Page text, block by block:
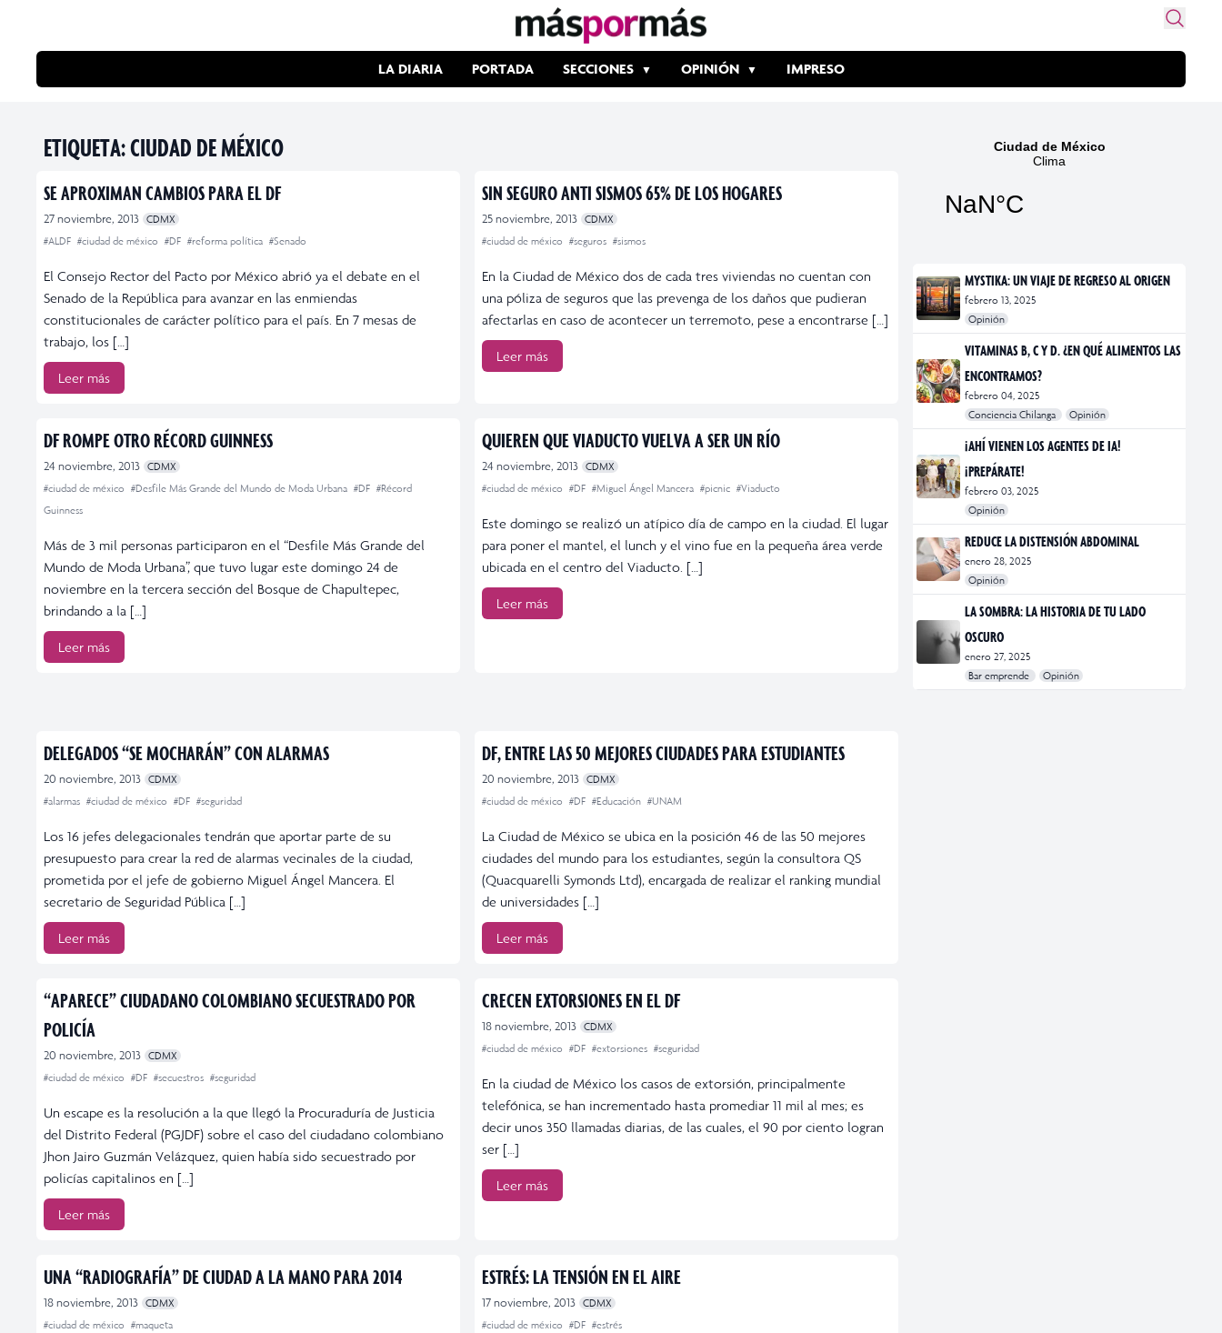
LA DIARIA PORTADA SECCIONES OPINIÓN IMPRESO
ETIQUETA:CIUDAD DE MÉXICO
SE APROXIMAN CAMBIOS PARA EL DF
27 noviembre, 2013 CDMX
#ALDF #ciudad de méxico #DF #reforma política #Senado
El Consejo Rector del Pacto por México abrió ya el debate en el
Senado de la República para avanzar en las enmiendas
constitucionales de carácter político para el país. En 7 mesas de
trabajo, los […]
Leer más
SIN SEGURO ANTI SISMOS 65% DE LOS HOGARES
25 noviembre, 2013 CDMX
#ciudad de méxico #seguros #sismos
En la Ciudad de México dos de cada tres viviendas no cuentan con
una póliza de seguros que las prevenga de los daños que pudieran
afectarlas en caso de acontecer un terremoto, pese a encontrarse […]
Leer más
DF ROMPE OTRO RÉCORD GUINNESS
24 noviembre, 2013 CDMX
#ciudad de méxico #Desfile Más Grande del Mundo de Moda Urbana #DF #Récord
Guinness
Más de 3 mil personas participaron en el “Desfile Más Grande del
Mundo de Moda Urbana”, que tuvo lugar este domingo 24 de
noviembre en la tercera sección del Bosque de Chapultepec,
brindando a la […]
Leer más
QUIEREN QUE VIADUCTO VUELVA A SER UN RÍO
24 noviembre, 2013 CDMX
#ciudad de méxico #DF #Miguel Ángel Mancera #picnic #Viaducto
Este domingo se realizó un atípico día de campo en la ciudad. El lugar
para poner el mantel, el lunch y el vino fue en la pequeña área verde
ubicada en el centro del Viaducto. […]
Leer más
DELEGADOS “SE MOCHARÁN” CON ALARMAS
20 noviembre, 2013 CDMX
#alarmas #ciudad de méxico #DF #seguridad
Los 16 jefes delegacionales tendrán que aportar parte de su
presupuesto para crear la red de alarmas vecinales de la ciudad,
prometida por el jefe de gobierno Miguel Ángel Mancera. El
secretario de Seguridad Pública […]
Leer más
DF, ENTRE LAS 50 MEJORES CIUDADES PARA ESTUDIANTES
20 noviembre, 2013 CDMX
#ciudad de méxico #DF #Educación #UNAM
La Ciudad de México se ubica en la posición 46 de las 50 mejores
ciudades del mundo para los estudiantes, según la consultora QS
(Quacquarelli Symonds Ltd), encargada de realizar el ranking mundial
de universidades […]
Leer más
“APARECE” CIUDADANO COLOMBIANO SECUESTRADO POR
POLICÍA
20 noviembre, 2013 CDMX
#ciudad de méxico #DF #secuestros #seguridad
Un escape es la resolución a la que llegó la Procuraduría de Justicia
del Distrito Federal (PGJDF) sobre el caso del ciudadano colombiano
Jhon Jairo Guzmán Velázquez, quien había sido secuestrado por
policías capitalinos en […]
Leer más
CRECEN EXTORSIONES EN EL DF
18 noviembre, 2013 CDMX
#ciudad de méxico #DF #extorsiones #seguridad
En la ciudad de México los casos de extorsión, principalmente
telefónica, se han incrementado hasta promediar 11 mil al mes; es
decir unos 350 llamadas diarias, de las cuales, el 90 por ciento logran
ser […]
Leer más
UNA “RADIOGRAFÍA” DE CIUDAD A LA MANO PARA 2014
18 noviembre, 2013 CDMX
#ciudad de méxico #maqueta
ESTRÉS: LA TENSIÓN EN EL AIRE
17 noviembre, 2013 CDMX
#ciudad de méxico #DF #estrés
MYSTIKA: UN VIAJE DE REGRESO AL ORIGEN
febrero 13, 2025
Opinión
#exposiciones
#fotografía
VITAMINAS B, C Y D. ¿EN QUÉ ALIMENTOS LAS
ENCONTRAMOS?
febrero 04, 2025
Conciencia Chilanga
Opinión
#bienestar
#Opinión
#Principal
¡AHÍ VIENEN LOS AGENTES DE IA!
¡PREPÁRATE!
febrero 03, 2025
Opinión
#Bar Emprende
#Opinión
#Principal
REDUCE LA DISTENSIÓN ABDOMINAL
enero 28, 2025
Opinión
#bienestar
#Opinión
#Principal
#Salud
LA SOMBRA: LA HISTORIA DE TU LADO
OSCURO
enero 27, 2025
Bar emprende
Opinión
#Bar Emprende
#CDMX
#marketing